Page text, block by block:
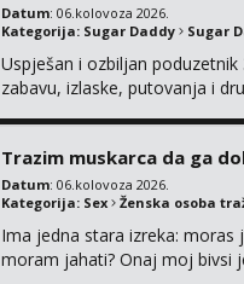
Datum: 06.kolovoza 2026.
Kategorija: Sugar Daddy Sugar
Uspješan i ozbiljan
zabavu, izlaske, putovanja i
Trazim muskarca da ga
Datum: 06.kolovoza 2026.
Kategorija: Sex Ženska osoba
Ima jedna stara izreka: moras
moram jahati? Onaj moj bivsi